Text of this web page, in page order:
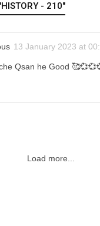
- 210"
13 January 2023 at
Qsan he Good
Load more...